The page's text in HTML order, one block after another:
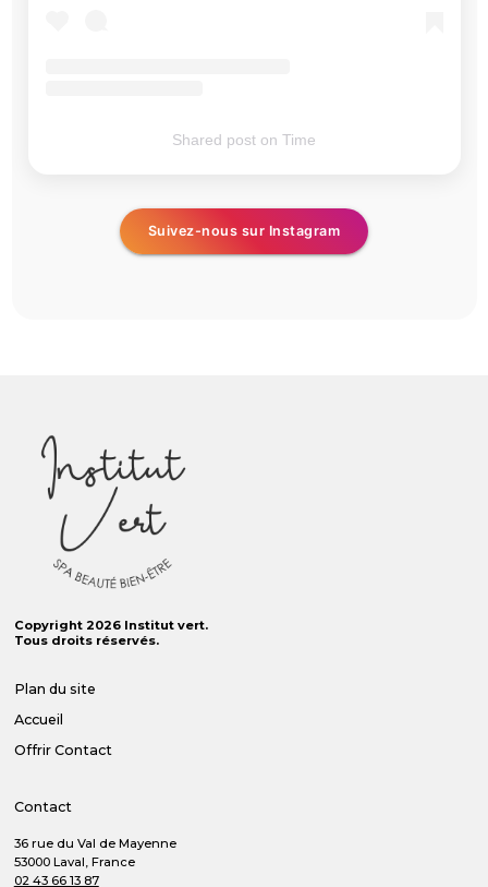
Shared post on Time
Suivez-nous sur Instagram
Copyright 2026 Institut vert.
Tous droits réservés.
Plan du site
Accueil
Offrir Contact
Contact
36 rue du Val de Mayenne
53000 Laval, France
02 43 66 13 87